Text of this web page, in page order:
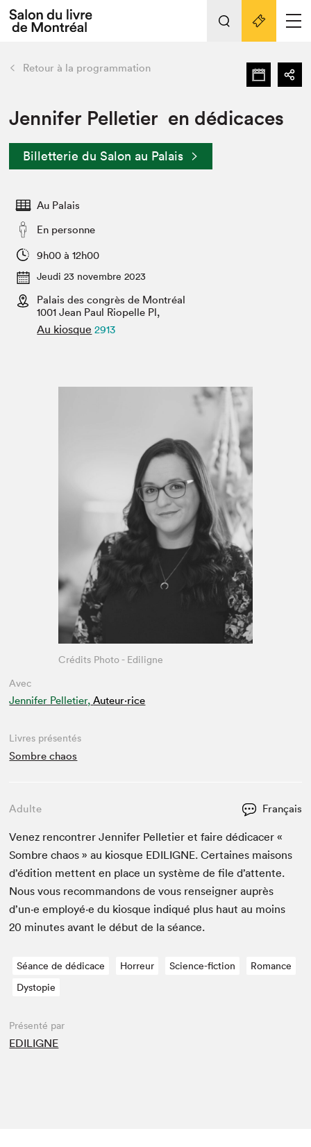
Espace exposant⋅e⋅s
Espace enseignant·e·s
Espace médias
L'événement
Préparer sa visite au Salon
Actualités
SLM PRO
retour Nos activités
Préparer sa visite
Salon dans la ville et en ligne
Projets partenaires
Liens pratiques
Retour à la programmation
Jennifer Pelletier en dédicaces
Billetterie du Salon au Palais
Au Palais
En personne
9h00 à 12h00
Jeudi 23 novembre 2023
Palais des congrès de Montréal
1001 Jean Paul Riopelle Pl,
Au kiosque 2913
Avec
Jennifer Pelletier, Auteur·rice
Crédits Photo - Ediligne
Livres présentés
Sombre chaos
Adulte Français
Venez ren­con­tr­er Jen­nifer Pel­leti­er et faire dédi­cac­er «
Som­bre chaos » au kiosque EDILIGNE. Cer­taines maisons
d’édi­tion met­tent en place un sys­tème de file d’at­tente.
Nous vous recom­man­dons de vous ren­seign­er auprès
d’un·e employé·e du kiosque indiqué plus haut au moins
20 min­utes avant le début de la séance.
Séance de dédicace Horreur Science-fiction
Romance
Dystopie
Présenté par
EDILIGNE